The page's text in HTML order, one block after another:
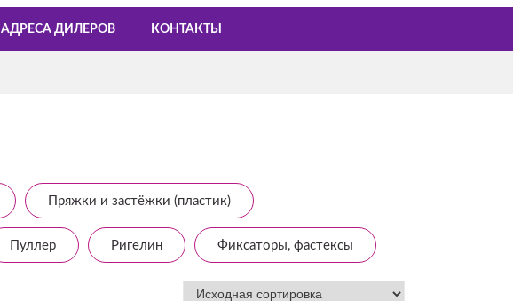
АДРЕСА ДИЛЕРОВ КОНТАКТЫ
Пряжки и застёжки (пластик)
Пуллер Ригелин Фиксаторы, фастексы